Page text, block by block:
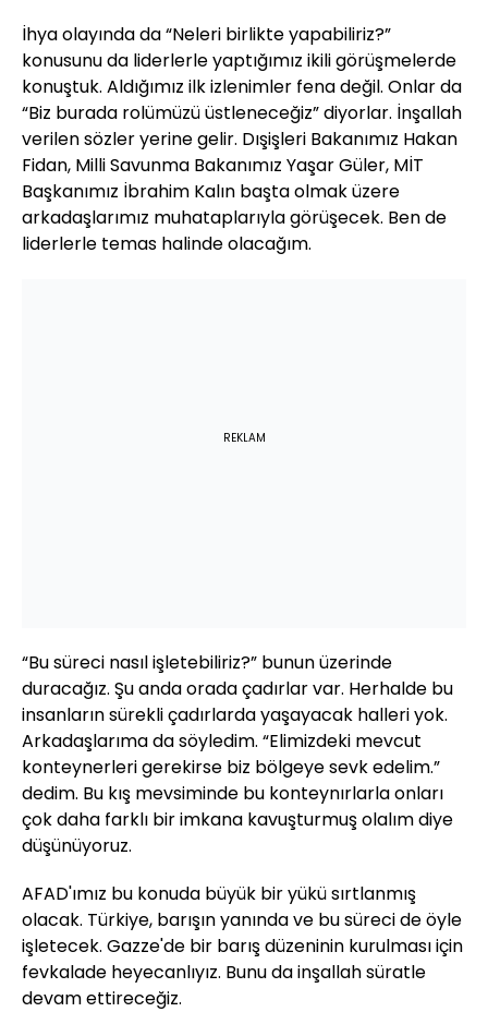
İhya olayında da “Neleri birlikte yapabiliriz?”
konusunu da liderlerle yaptığımız ikili görüşmelerde
konuştuk. Aldığımız ilk izlenimler fena değil. Onlar da
“Biz burada rolümüzü üstleneceğiz” diyorlar. İnşallah
verilen sözler yerine gelir. Dışişleri Bakanımız Hakan
Fidan, Milli Savunma Bakanımız Yaşar Güler, MİT
Başkanımız İbrahim Kalın başta olmak üzere
arkadaşlarımız muhataplarıyla görüşecek. Ben de
liderlerle temas halinde olacağım.
REKLAM
“Bu süreci nasıl işletebiliriz?” bunun üzerinde
duracağız. Şu anda orada çadırlar var. Herhalde bu
insanların sürekli çadırlarda yaşayacak halleri yok.
Arkadaşlarıma da söyledim. “Elimizdeki mevcut
konteynerleri gerekirse biz bölgeye sevk edelim.”
dedim. Bu kış mevsiminde bu konteynırlarla onları
çok daha farklı bir imkana kavuşturmuş olalım diye
düşünüyoruz.
AFAD'ımız bu konuda büyük bir yükü sırtlanmış
olacak. Türkiye, barışın yanında ve bu süreci de öyle
işletecek. Gazze'de bir barış düzeninin kurulması için
fevkalade heyecanlıyız. Bunu da inşallah süratle
devam ettireceğiz.